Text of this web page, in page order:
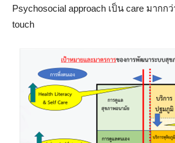
Psychosocial approach เป็น care มากก
touch